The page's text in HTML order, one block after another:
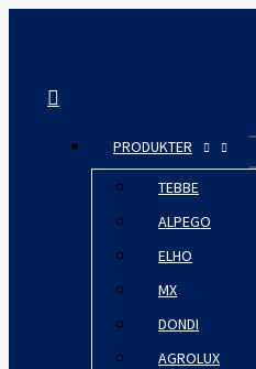
indholdet
Søg
PRODUKTER
TEBBE
ALPEGO
ELHO
MX
DONDI
AGROLUX